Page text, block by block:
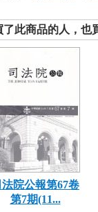
了此商品的人，也
院公報第67卷
第7期(11...